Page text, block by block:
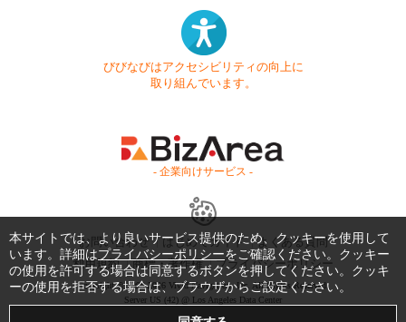
びびなびはアクセシビリティの向上に
取り組んでいます。
- 企業向けサービス -
お問い合わせ はじめてガイド
よくある質問
利用規約
商標・著作権 プライバシーポリシー
Copyright © 1999-2026 Vivid Navigation, Inc. All Rights Reserved.
Server US (42) @ Los Angeles Data Center
本サイトでは、より良いサービス提供のため、クッキーを使用して
います。詳細はプライバシーポリシーをご確認ください。クッキー
の使用を許可する場合は同意するボタンを押してください。クッキ
ーの使用を拒否する場合は、ブラウザからご設定ください。